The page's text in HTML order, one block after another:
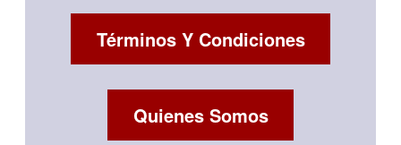
Términos Y Condiciones
Quienes Somos